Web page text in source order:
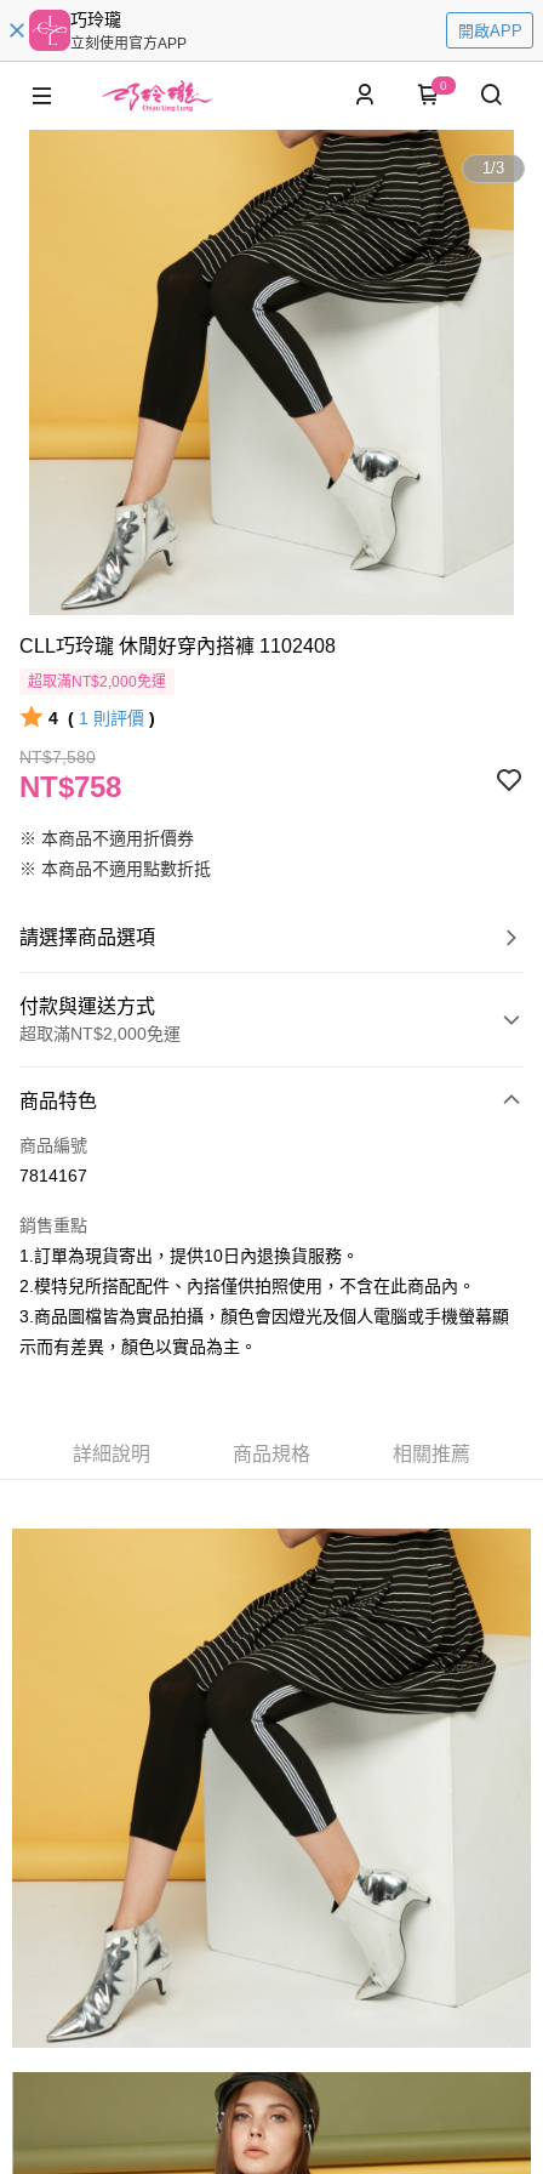
巧玲瓏
立刻使用官方APP
開啟APP
0
1/3
CLL巧玲瓏 休閒好穿內搭褲 1102408
超取滿NT$2,000免運
4 ( 1 則評價 )
NT$7,580
NT$758
※ 本商品不適用折價券
※ 本商品不適用點數折抵
請選擇商品選項
付款與運送方式
超取滿NT$2,000免運
信用卡一次付款
信用卡分期付款
合作金庫商業銀行
華南商業銀行
彰化商業銀行
上海商業儲蓄銀行
台北富邦商業銀行
國泰世華商業銀行
兆豐國際商業銀行
臺灣中小企業銀行
玉山商業銀行
星展（台灣）商業銀行
台新國際商業銀行
中國信託商業銀行
超商取貨付款
LINE Pay
Apple Pay
Google Pay
1.本服務由台灣大哥大提供，台灣大哥大用戶可立即使用無須另外申請。
2.付款方式選擇「大哥付你分期」，訂單成立後會自動跳轉到大哥付的交易
流程，驗證手機門號後，選擇欲分期的期數、繳款截止日，確認付款後即完
3.實際核准額度、可分期數及費用金額請依後續交易確認頁面所載為準。
4.訂單成立30分鐘內，如未前往確認交易或遇審核未通過，訂單將自動取
消。如遇「轉專審核」未通過狀況，表示未達大哥付你分期系統評分，恕無
法說明評估內容。
【繳款方式說明】
1.分期款項不併入電信帳單，「大哥付你分期」於每月結算日後寄送繳費提
2.透過簡訊連結打開帳單後，可選擇「超商條碼／台灣大直營門市／銀行轉
帳／街口支付／iPASS MONEY」等通路繳費。
1.本服務係由「台灣大哥大股份有限公司」（以下簡稱本公司）所提供，讓
用戶於交易時，得透過本服務購買商品或服務，並由商店將買賣／分期付款
買賣價金債權讓與本公司後，依約使用本公司帳單繳交帳款。
2.基於同意付款使用「大哥付你分期」之契約關係目的，商店將以您的個人
資料（包含姓名、電話或地址）提供予台灣大哥大進項蒐集、處理及利用，
由本公司與您本人進行分期帳單所需資料之確認、核對及更正。
3.完整用戶服務條款，請詳閱以下連結：https://oppay.tw/userRule
【關於「AFTEE先享後付」】
AFTEE先享後付是「在收到商品之後才付款」的支付方式。 讓您購物簡單
１．簡單：不需註冊會員、不需綁卡、不需儲值。
２．便利：只要手機號碼，簡訊認證，即可結帳。
３．安心：先確認商品／服務後，再付款。
【「AFTEE先享後付」結帳流程】
１．於結帳方式選擇「AFTEE先享後付」後，將跳轉至「AFTEE先享後付」
結帳頁面，進行簡訊認證並確認金額後，即可完成結帳。
２．訂單成立數日內，您將收到繳費通知簡訊。
３．收到繳費通知簡訊後14天內，點擊此簡訊中的連結，可透過四大超商／
ATM／網路銀行／等多元方式進行付款，方視為交易完成。
※ 請注意：結帳手續完成當下不需立刻繳費，但若您需要取消訂單，請聯絡
購買商品的店家。未經商家同意取消之訂單仍視為有效，需透過AFTEE先享
後付繳納相關費用。
※ 交易是否成功請以「AFTEE先享後付 」之結帳頁面顯示為準，若有關於
是否繳費成功／繳費後需取消欲退款等相關疑問，請聯繫「AFTEE先享後付
客戶支援中心」
１．透過由恩沛科技股份有限公司提供之「AFTEE先享後付」服務完成之交
易，需依本服務之必要範圍內提供個人資料，並將交易相關給付款項請求債
權轉讓予恩沛科技股份有限公司。
２．關於個人資料處理事宜，請瀏覽以下網址：
每筆NT$120，滿NT$2,000(含以上)免運費
每筆NT$120，滿NT$2,000(含以上)免運費
每筆NT$120，滿NT$2,000(含以上)免運費
商品特色
商品編號
7814167
銷售重點
1.訂單為現貨寄出，提供10日內退換貨服務。
2.模特兒所搭配配件、內搭僅供拍照使用，不含在此商品內。
3.商品圖檔皆為實品拍攝，顏色會因燈光及個人電腦或手機螢幕顯
示而有差異，顏色以實品為主。
詳細說明 商品規格 相關推薦